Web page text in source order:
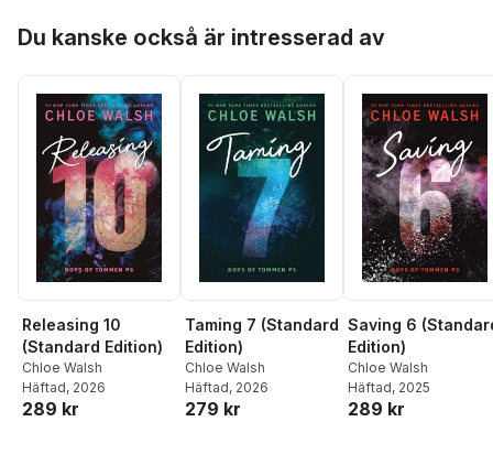
Du kanske också är intresserad av
Releasing 10
(Standard Edition)
Chloe Walsh
Häftad, 2026
289 kr
Taming 7 (Standard
Edition)
Chloe Walsh
Häftad, 2026
279 kr
Saving 6
Edition)
Chloe Walsh
Häftad, 2025
289 kr